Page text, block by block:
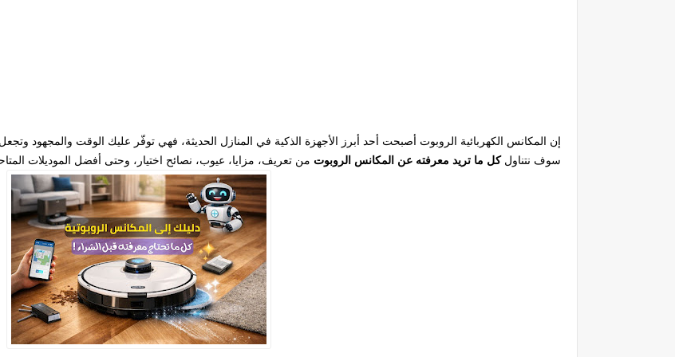
إن المكانس الكهربائية الروبوت أصبحت أحد أبرز الأجهزة الذكية في المنازل الحديثة، فهي توفّر عليك الوقت والمجهود
سوف نتناولكل ما تريد معرفته عن المكانس الروبوت من تعريف، مزايا، عيوب، نصائح اختيار، وحتى أفضل الموديلات